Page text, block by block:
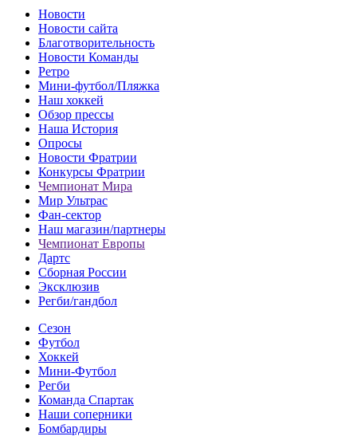
Новости
Новости сайта
Благотворительность
Новости Команды
Ретро
Мини-футбол/Пляжка
Наш хоккей
Обзор прессы
Наша История
Опросы
Новости Фратрии
Конкурсы Фратрии
Чемпионат Мира
Мир Ультрас
Фан-cектор
Наш магазин/партнеры
Чемпионат Европы
Дартс
Сборная России
Эксклюзив
Регби/гандбол
Сезон
Футбол
Хоккей
Мини-Футбол
Регби
Команда Спартак
Наши соперники
Бомбардиры